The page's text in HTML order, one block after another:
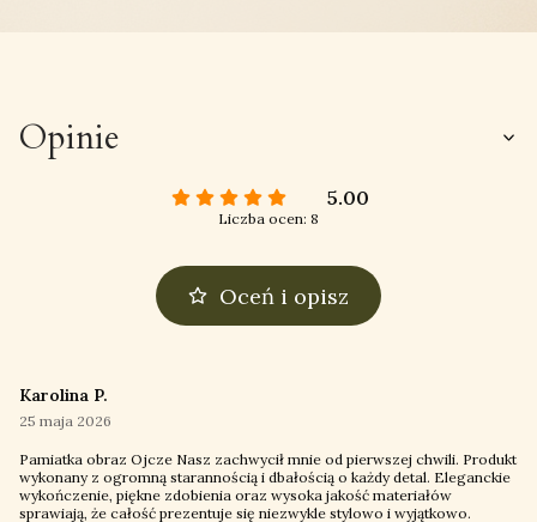
Opinie
5.00
Liczba ocen: 8
Oceń i opisz
Karolina P.
25 maja 2026
Pamiatka obraz Ojcze Nasz zachwycił mnie od pierwszej chwili. Produkt
wykonany z ogromną starannością i dbałością o każdy detal. Eleganckie
wykończenie, piękne zdobienia oraz wysoka jakość materiałów
sprawiają, że całość prezentuje się niezwykle stylowo i wyjątkowo.